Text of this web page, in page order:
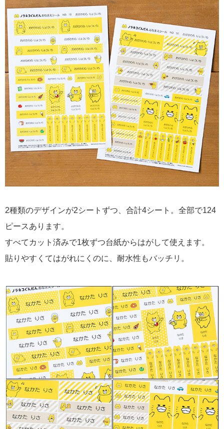
2種類のデザインが2シートずつ、合計4シート。全部で124
ピースあります。
すべてカット済みで1枚ずつ台紙からはがして使えます。
貼りやすくてはがれにくのに、耐水性もバッチリ。